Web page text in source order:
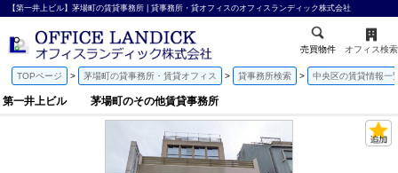
【第一井上ビル】茅場町の賃貸事務所 | 貸事務所・貸オフィスのオフィスランディック株式会社
売買物件 オフィス検索
TOPページ 茅場町の貸事務所・賃貸オフィス 貸事務所検索 中央区の賃貸情報一
第一井上ビル 茅場町のその他賃貸事務所